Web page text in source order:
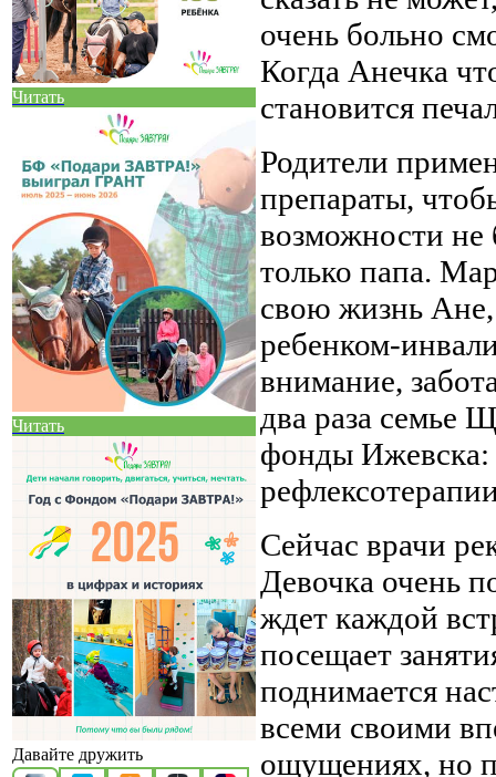
Читать
Читать
Давайте дружить
очень больно
Когда Анечка
становится
Родители
препараты,
возможности не
только папа.
свою жизнь Ане,
ребенком-
внимание,
два раза семье
фонды Ижевска:
Сейчас врачи
Девочка очень
ждет каждой
посещает
поднимается
всеми своими
ощущениях, но